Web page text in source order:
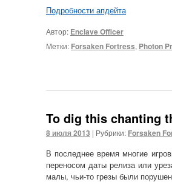
Подробности апдейта
Автор: Enclave Officer
Метки: Forsaken Fortress, Photon
To dig this chanting
8 июля 2013 | Рубрики: Forsaken
В последнее время многие
переносом даты релиза или
малы, чьи-то грезы были